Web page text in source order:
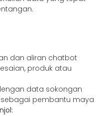
dan aliran chatbot
produk atau
data sokongan
pembantu maya